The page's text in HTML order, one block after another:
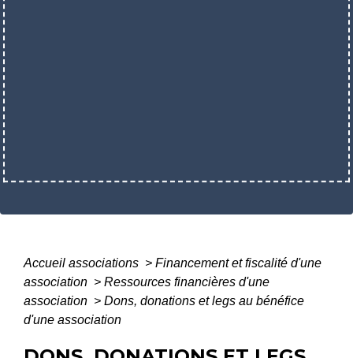
Accueil associations > Financement et fiscalité d'une
association > Ressources financières d'une
association > Dons, donations et legs au bénéfice
d'une association